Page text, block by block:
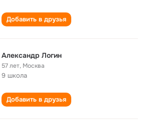
Добавить в друзья
Александр Логин
57 лет, Москва
9 школа
Добавить в друзья